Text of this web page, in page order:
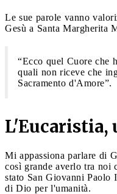
Le sue parole vanno
Gesù a Santa Margherita
“Ecco quel Cuore che
quali non riceve che
Sacramento d'Amore”.
L'Eucaristia,
Mi appassiona parlare di
così grande averlo tra noi
stato San Giovanni Paolo
di Dio per l'umanità.